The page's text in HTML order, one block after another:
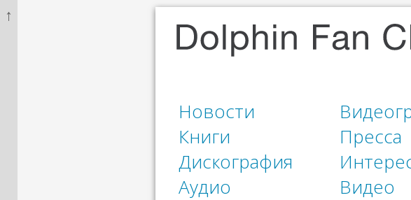
↑
Новости
Книги
Дискография
Аудио
Пресса
Видео